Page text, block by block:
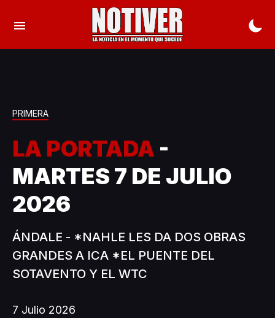
PRIMERA
LA PORTADA -
MARTES 7 DE JULIO
2026
ÁNDALE - *NAHLE LES DA DOS OBRAS
GRANDES A ICA *EL PUENTE DEL
SOTAVENTO Y EL WTC
7 Julio 2026